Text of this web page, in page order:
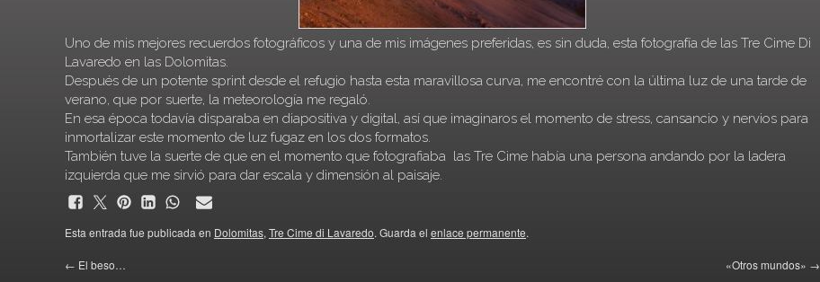
Uno de mis mejores recuerdos fotográficos y una de mis imágenes preferidas, es sin duda, esta fotografía de las Tre Cime Di
Lavaredo en las Dolomitas.
Después de un potente sprint desde el refugio hasta esta maravillosa curva, me encontré con la última luz de una tarde de
verano, que por suerte, la meteorología me regaló.
En esa época todavía disparaba en diapositiva y digital, así que imaginaros el momento de stress, cansancio y nervios para
inmortalizar este momento de luz fugaz en los dos formatos.
También tuve la suerte de que en el momento que fotografiaba las Tre Cime había una persona andando por la ladera
izquierda que me sirvió para dar escala y dimensión al paisaje.
Esta entrada fue publicada en Dolomitas, Tre Cime di Lavaredo. Guarda el enlace permanente.
← El beso… «Otros mundos» →